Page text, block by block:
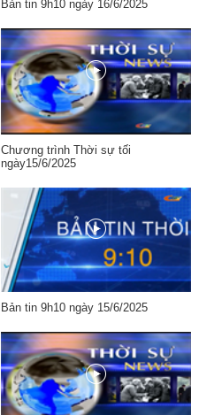
Bản tin 9h10 ngày 16/6/2025
Chương trình Thời sự tối
ngày15/6/2025
Bản tin 9h10 ngày 15/6/2025